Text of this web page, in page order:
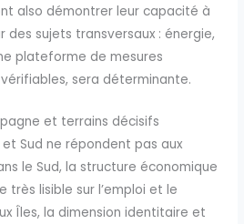
also démontrer leur capacité à
des sujets transversaux : énergie,
plateforme de mesures
sera déterminante.
et terrains décisifs
Sud ne répondent pas aux
le Sud, la structure économique
très lisible sur l’emploi et le
Îles, la dimension identitaire et